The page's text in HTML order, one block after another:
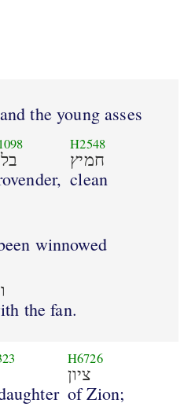
the young asses
H2548
חמיץ
clean
winnowed
the fan.
H6726
ציון
of Zion;